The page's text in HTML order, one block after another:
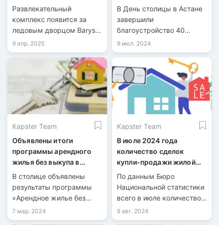
Развлекательный
комплекс появится за
ледовым дворцом Barys
Arena.
9 апр. 2025
общественных
В День столицы в Астане
завершили
благоустройство 40
дворов и открыли три
новых общественных
пространства, сообщает
официальный сайт
столичного акимата.
9 июл. 2024
Kapster Team
Объявлены итоги
программы арендного
жилья без выкупа в
Астане
В столице объявлены
результаты программы
«Арендное жилье без
права выкупа» для
многодетных семей,
7 мар. 2024
Kapster Team
В июле 2024 года
количество сделок
купли-продажи жилой
недвижимости
увеличилось на 21,7%
По данным Бюро
Национальной статистики
всего в июле количество
зарегистрированных
сделок купли-продажи
9 авг. 2024